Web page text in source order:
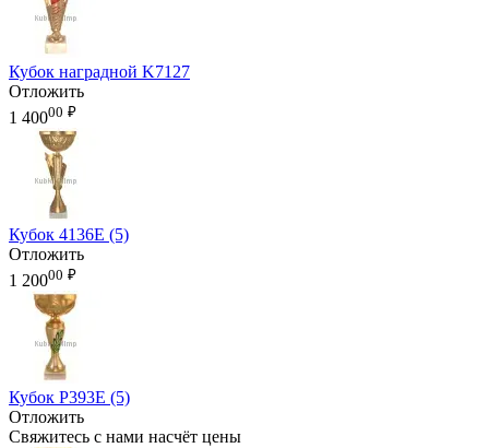
Кубок наградной K7127
Отложить
1 40000 ₽
Кубок 4136E (5)
Отложить
1 20000 ₽
Кубок P393E (5)
Отложить
Свяжитесь с нами насчёт цены